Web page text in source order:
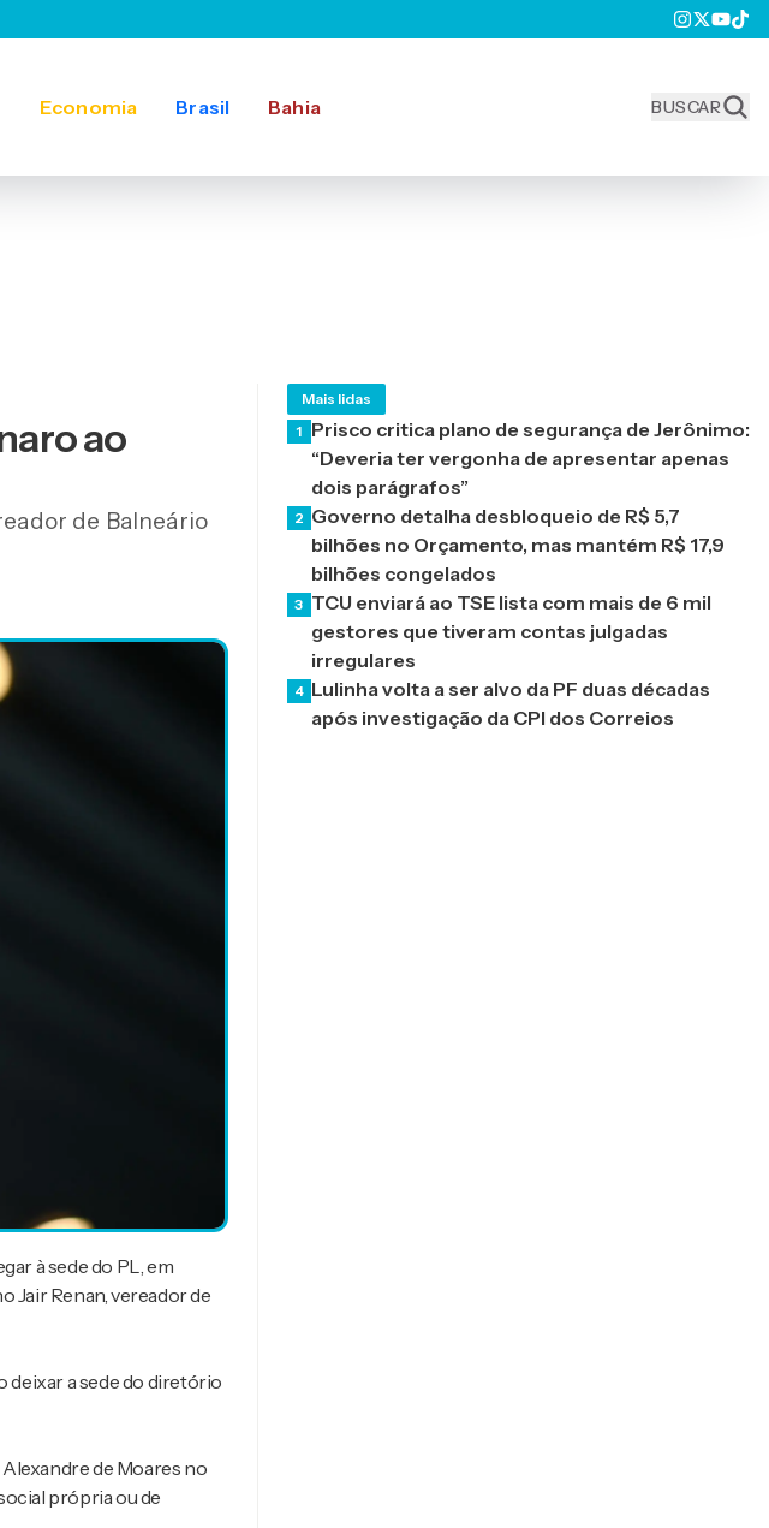
Economia Brasil Bahia BUSCAR
ao
de Balneário
à sede do PL, em
Jair Renan, vereador de
deixar a sede do diretório
de Moares no
própria ou de
Mais lidas
1 Prisco critica plano de segurança de Jerônimo:
“Deveria ter vergonha de apresentar apenas
dois parágrafos”
2 Governo detalha desbloqueio de R$ 5,7
bilhões no Orçamento, mas mantém R$ 17,9
bilhões congelados
3 TCU enviará ao TSE lista com mais de 6 mil
gestores que tiveram contas julgadas
irregulares
4 Lulinha volta a ser alvo da PF duas décadas
após investigação da CPI dos Correios